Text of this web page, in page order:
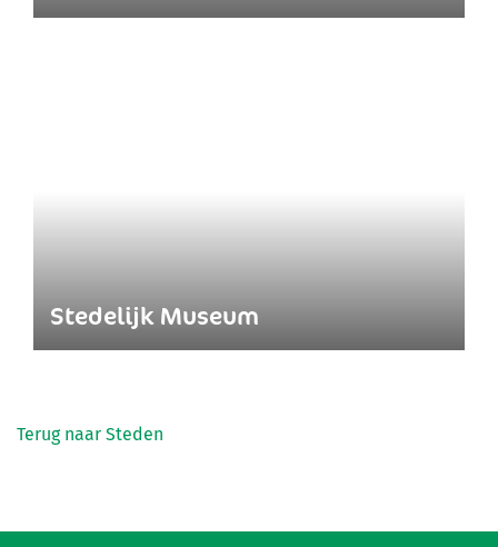
Stedelijk Museum
Terug naar Steden